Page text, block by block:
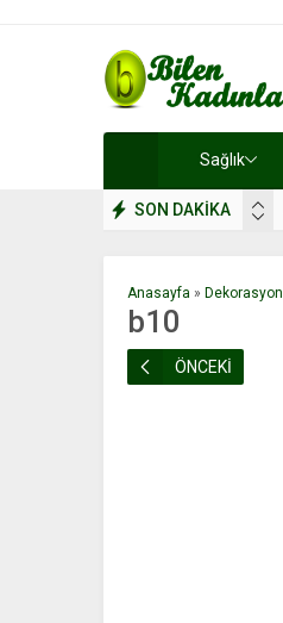
Sağlık
SON DAKİKA
Anasayfa » Dekorasyon
b10
ÖNCEKİ